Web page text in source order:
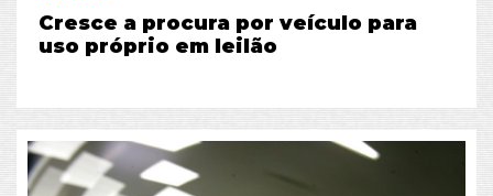
Cresce a procura por veículo para
uso próprio em leilão